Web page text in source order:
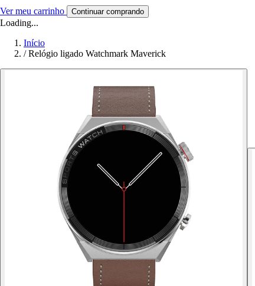
Ver meu carrinho Continuar comprando
Loading...
Início
/ Relógio ligado Watchmark Maverick